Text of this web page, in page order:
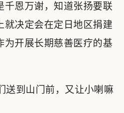
千恩万谢，知道张扬要联
就决定会在定日地区捐建
为开展长期慈善医疗的基
到山门前，又让小喇嘛